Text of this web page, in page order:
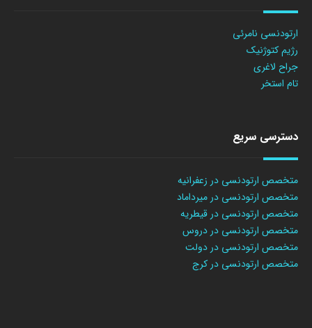
ارتودنسی نامرئی
رژیم کتوژنیک
جراح لاغری
تام استخر
دسترسی سریع
متخصص ارتودنسی در زعفرانیه
متخصص ارتودنسی در میرداماد
متخصص ارتودنسی در قیطریه
متخصص ارتودنسی در دروس
متخصص ارتودنسی در دولت
متخصص ارتودنسی در کرج